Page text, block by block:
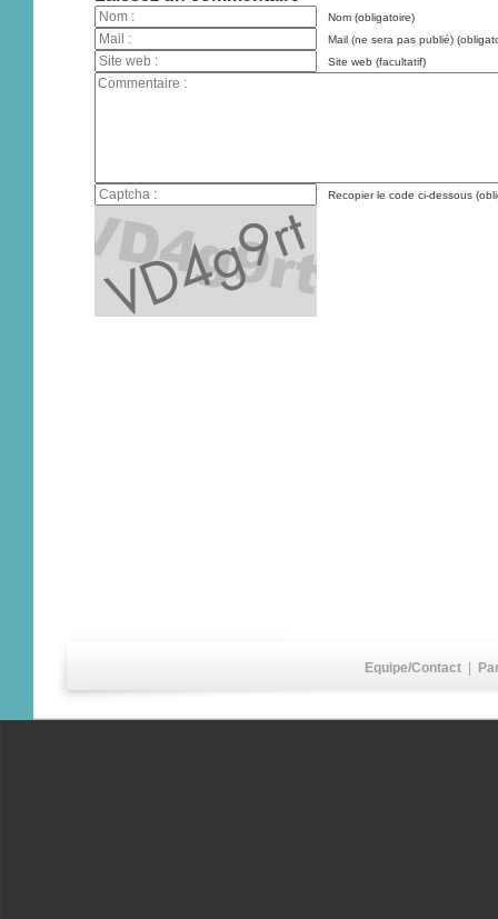
Nom (obligatoire)
Mail (ne sera pas publié)
Site web (facultatif)
Recopier le code ci-dessous
Equipe/Contact